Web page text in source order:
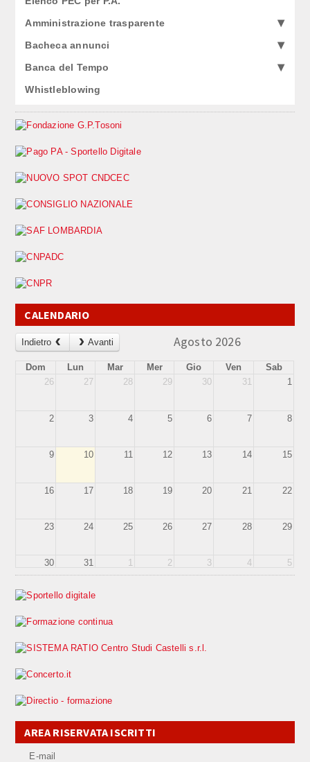
Amministrazione trasparente
Bacheca annunci
Banca del Tempo
Whistleblowing
CALENDARIO
Indietro Avanti Agosto 2026
Dom Lun Mar Mer Gio Ven
Sab
26
27 28 29 30 31 1
2 3 4 5 6 7 8
9 10 11 12 13 14 15
16 17 18 19 20 21 22
23 24 25 26 27 28 29
30 31 1 2 3 4 5
AREA RISERVATA ISCRITTI
E-mail